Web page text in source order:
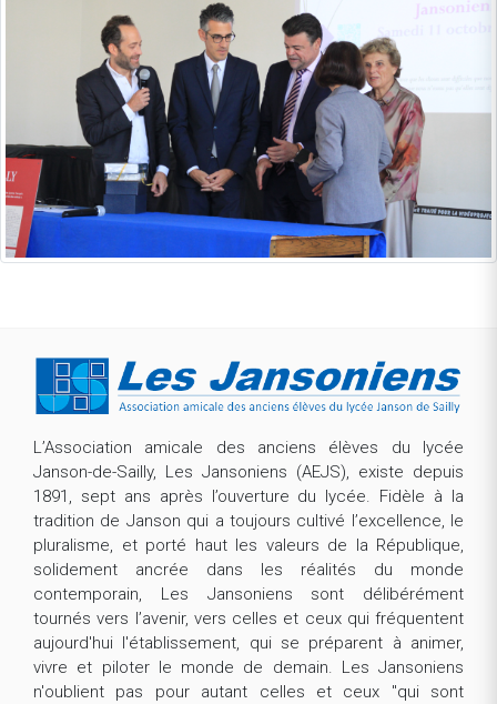
L’Association amicale des anciens élèves du lycée
Janson-de-Sailly, Les Jansoniens (AEJS), existe depuis
1891, sept ans après l’ouverture du lycée. Fidèle à la
tradition de Janson qui a toujours cultivé l’excellence, le
pluralisme, et porté haut les valeurs de la République,
solidement ancrée dans les réalités du monde
contemporain, Les Jansoniens sont délibérément
tournés vers l’avenir, vers celles et ceux qui fréquentent
aujourd'hui l'établissement, qui se préparent à animer,
vivre et piloter le monde de demain. Les Jansoniens
n'oublient pas pour autant celles et ceux "qui sont